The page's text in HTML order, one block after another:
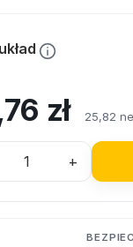
układ
zł 25,82
+